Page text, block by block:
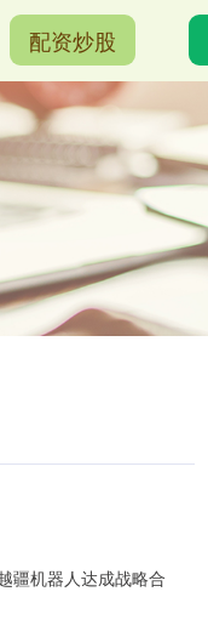
配资炒股
疆机器人达成战略合